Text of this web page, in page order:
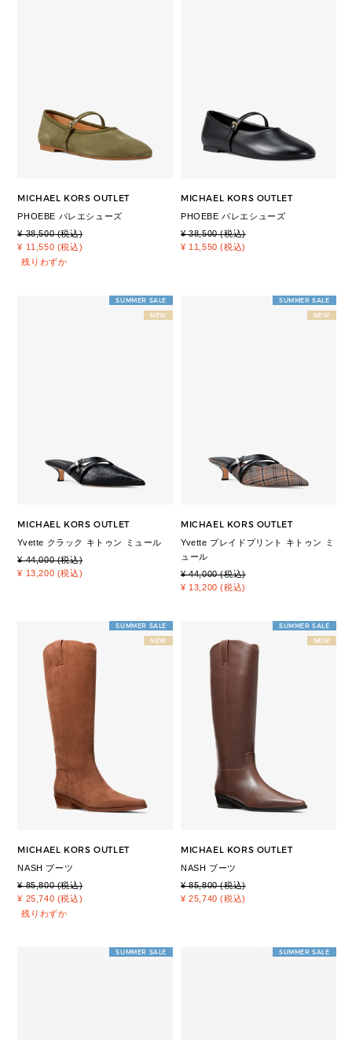
MICHAEL KORS OUTLET
PHOEBE バレエシューズ
¥ 38,500 (税込)
¥ 11,550 (税込)
残りわずか
MICHAEL KORS OUTLET
PHOEBE バレエシューズ
¥ 38,500 (税込)
¥ 11,550 (税込)
SUMMER SALE
NEW
MICHAEL KORS OUTLET
Yvette クラック キトゥン ミュール
¥ 44,000 (税込)
¥ 13,200 (税込)
SUMMER SALE
NEW
MICHAEL KORS OUTLET
Yvette プレイドプリント キトゥン ミ
ュール
¥ 44,000 (税込)
¥ 13,200 (税込)
SUMMER SALE
NEW
MICHAEL KORS OUTLET
NASH ブーツ
¥ 85,800 (税込)
¥ 25,740 (税込)
残りわずか
SUMMER SALE
NEW
MICHAEL KORS OUTLET
NASH ブーツ
¥ 85,800 (税込)
¥ 25,740 (税込)
SUMMER SALE SUMMER SALE